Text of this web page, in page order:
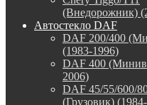
(Внедорожник)
Автостекло DAF
DAF 200/400
(1983-1996)
DAF 400
2006)
DAF 45/55/600/
(Грузовик)